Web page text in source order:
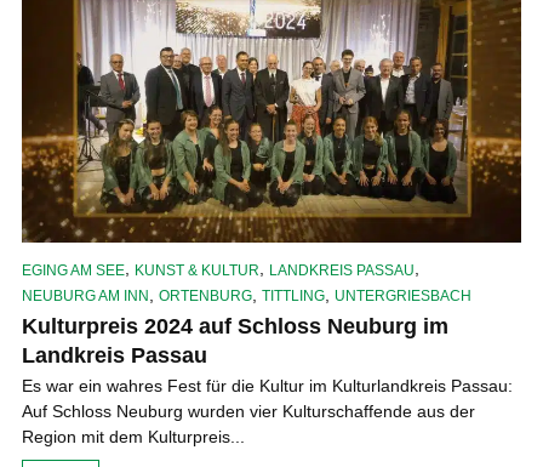
EGING AM SEE, KUNST & KULTUR, LANDKREIS PASSAU,
NEUBURG AM INN ORTENBURG TITTLING UNTERGRIESBACH
Kulturpreis 2024 auf Schloss Neuburg im
Landkreis Passau
Es war ein wahres Fest für die Kultur im Kulturlandkreis Passau:
Auf Schloss Neuburg wurden vier Kulturschaffende aus der
Region mit dem Kulturpreis...